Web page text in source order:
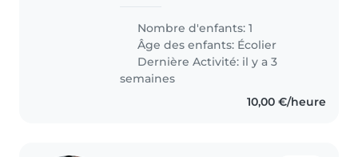
semaine lorsque je travaille. Il est
scolarisé partiellement. Je vous
expliquerai la situation si besoin...
Nombre d'enfants: 1
Âge des enfants: Écolier
Dernière Activité: il y a 3
semaines
10,00 €/heure